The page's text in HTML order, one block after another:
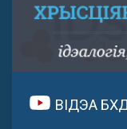
ВІДЭА